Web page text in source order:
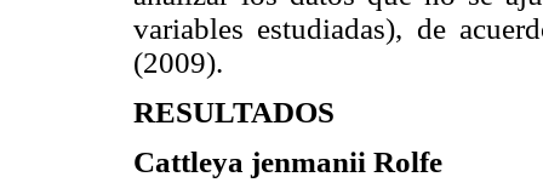
variables estudiadas), de
(2009).
RESULTADOS
Cattleya jenmanii Rolfe